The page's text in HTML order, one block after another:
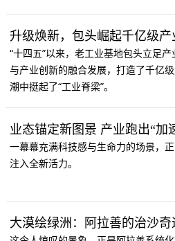
升级焕新，包头崛起千亿级产
“十四五”以来，老工业基地包头立足
与产业创新的融合发展，打造了千亿
潮中挺起了“工业脊梁”。
业态锚定新图景 产业跑出“加
一幕幕充满科技感与生命力的场景，
注入全新活力。
大漠绘绿洲：阿拉善的治沙